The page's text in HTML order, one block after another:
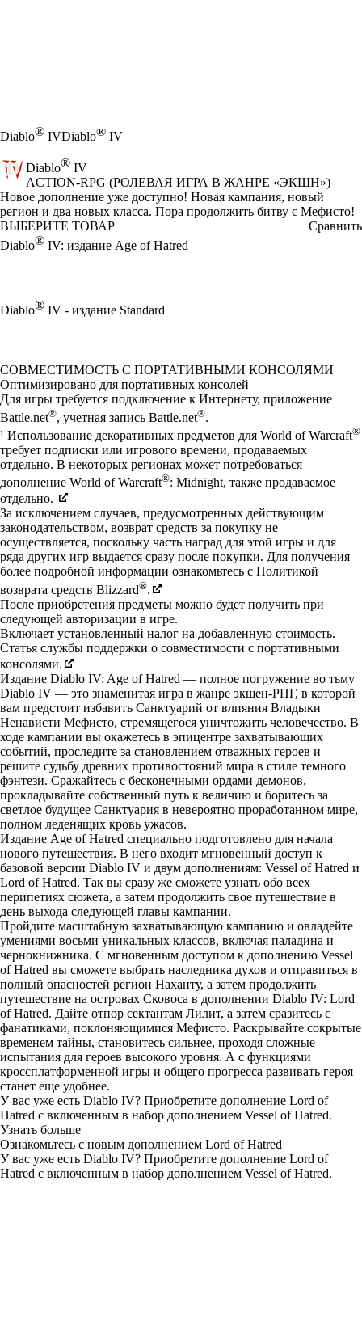
Diablo® IVDiablo® IV
Diablo® IV
ACTION-RPG (РОЛЕВАЯ ИГРА В ЖАНРЕ «ЭКШН»)
Product Notification
Новое дополнение уже доступно! Новая кампания, новый
регион и два новых класса. Пора продолжить битву с Мефисто!
ВЫБЕРИТЕ ТОВАР
Сравнить
Diablo® IV: издание Age of Hatred
Diablo® IV - издание Standard
Available actions
СОВМЕСТИМОСТЬ С ПОРТАТИВНЫМИ КОНСОЛЯМИ
Оптимизировано для портативных консолей
Для игры требуется подключение к Интернету, приложение
Battle.net®, учетная запись Battle.net®.
¹ Использование декоративных предметов для World of Warcraft®
требует подписки или игрового времени, продаваемых
отдельно. В некоторых регионах может потребоваться
дополнение World of Warcraft®: Midnight, также продаваемое
отдельно.
За исключением случаев, предусмотренных действующим
законодательством, возврат средств за покупку не
осуществляется, поскольку часть наград для этой игры и для
ряда других игр выдается сразу после покупки. Для получения
более подробной информации ознакомьтесь с Политикой
возврата средств Blizzard®.
После приобретения предметы можно будет получить при
следующей авторизации в игре.
Включает установленный налог на добавленную стоимость.
Статья службы поддержки о совместимости с портативными
консолями.
Издание Diablo IV: Age of Hatred — полное погружение во тьму
Diablo IV — это знаменитая игра в жанре экшен-РПГ, в которой
вам предстоит избавить Санктуарий от влияния Владыки
Ненависти Мефисто, стремящегося уничтожить человечество. В
ходе кампании вы окажетесь в эпицентре захватывающих
событий, проследите за становлением отважных героев и
решите судьбу древних противостояний мира в стиле темного
фэнтези. Сражайтесь с бесконечными ордами демонов,
прокладывайте собственный путь к величию и боритесь за
светлое будущее Санктуария в невероятно проработанном мире,
полном леденящих кровь ужасов.
Издание Age of Hatred специально подготовлено для начала
нового путешествия. В него входит мгновенный доступ к
базовой версии Diablo IV и двум дополнениям: Vessel of Hatred и
Lord of Hatred. Так вы сразу же сможете узнать обо всех
перипетиях сюжета, а затем продолжить свое путешествие в
день выхода следующей главы кампании.
Пройдите масштабную захватывающую кампанию и овладейте
умениями восьми уникальных классов, включая паладина и
чернокнижника. С мгновенным доступом к дополнению Vessel
of Hatred вы сможете выбрать наследника духов и отправиться в
полный опасностей регион Наханту, а затем продолжить
путешествие на островах Сковоса в дополнении Diablo IV: Lord
of Hatred. Дайте отпор сектантам Лилит, а затем сразитесь с
фанатиками, поклоняющимися Мефисто. Раскрывайте сокрытые
временем тайны, становитесь сильнее, проходя сложные
испытания для героев высокого уровня. А с функциями
кроссплатформенной игры и общего прогресса развивать героя
станет еще удобнее.
У вас уже есть Diablo IV? Приобретите дополнение Lord of
Hatred с включенным в набор дополнением Vessel of Hatred.
Узнать больше
Ознакомьтесь с новым дополнением Lord of Hatred
У вас уже есть Diablo IV? Приобретите дополнение Lord of
Hatred с включенным в набор дополнением Vessel of Hatred.